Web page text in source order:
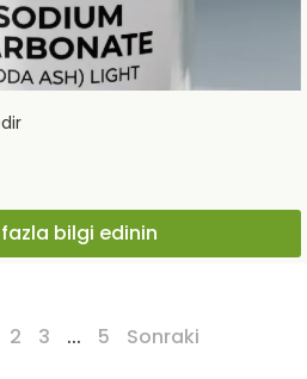
bilgi edinin
2 3 ... 5 Sonraki